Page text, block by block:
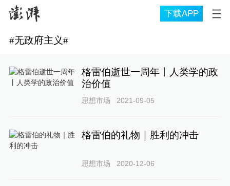
下载APP
#无政府主义#
格雷伯逝世一周年丨人类学的政
治价值
思想市场 2021-09-05
格雷伯的礼物｜胜利的冲击
思想市场 2020-12-06